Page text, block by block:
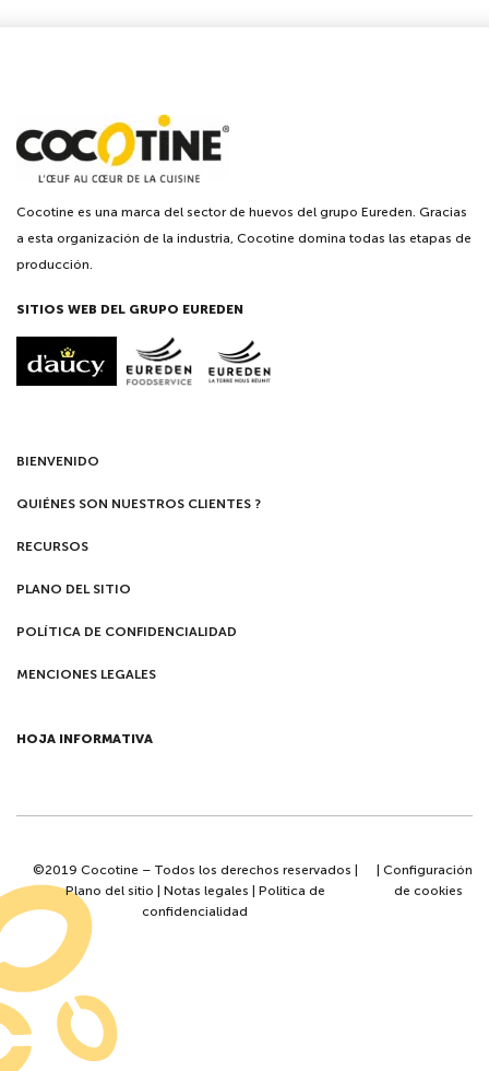
Cocotine es una marca del sector de huevos del grupo Eureden. Gracias
a esta organización de la industria, Cocotine domina todas las etapas de
producción.
SITIOS WEB DEL GRUPO EUREDEN
BIENVENIDO
QUIÉNES SON NUESTROS CLIENTES ?
RECURSOS
PLANO DEL SITIO
POLÍTICA DE CONFIDENCIALIDAD
MENCIONES LEGALES
HOJA INFORMATIVA
©2019 Cocotine – Todos los derechos reservados |
Plano del sitio
Notas legales
Politica de
confidencialidad
Configuración
de cookies